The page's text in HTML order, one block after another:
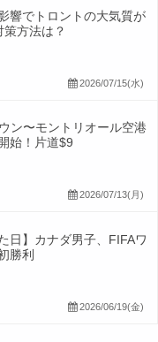
響でトロントの大気質が
方法は？
2026/07/15(水)
ン〜モントリオール空港
始！片道$9
2026/07/13(月)
日】カナダ男子、FIFAワ
勝利
2026/06/19(金)